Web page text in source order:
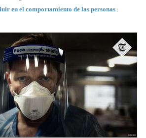
en el comportamiento de las personas